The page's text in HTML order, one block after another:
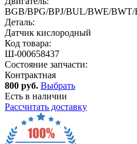
BGB/BPG/BPJ/BUL/BWE/
Деталь:
Датчик кислородный
Код товара:
Ш-000658437
Состояние запчасти:
Контрактная
800 руб. Выбрать
Есть в наличии
Рассчитать доставку